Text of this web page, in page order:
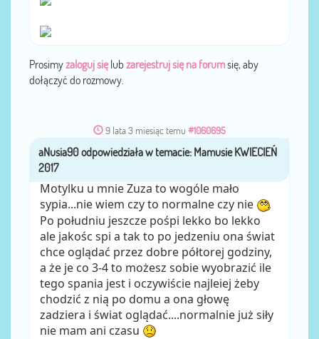
Prosimyzaloguj sięlub zarejestruj się na forumsię, aby
dołączyć do rozmowy.
9 lata 3 miesiąc temu #1060695
przezaNusia90
Motylku u mnie Zuza to wogóle mało
sypia...nie wiem czy to normalne czy nie
Po południu jeszcze pośpi lekko bo lekko
ale jakośc spi a tak to po jedzeniu ona świat
chce oglądać przez dobre półtorej godziny,
a że je co 3-4 to możesz sobie wyobrazić ile
tego spania jest i oczywiście najleiej żeby
chodzić z nią po domu a ona głowę
zadziera i świat oglądać....normalnie już siły
nie mam ani czasu